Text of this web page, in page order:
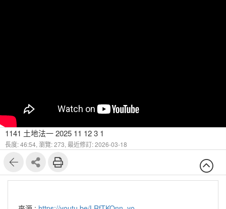
1141 土地法一 2025 11 12 3 1
長度: 46:54, 瀏覽: 273, 最近修訂: 2026-03-18